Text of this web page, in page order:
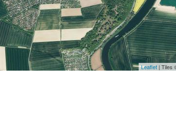
Leaflet | Tiles